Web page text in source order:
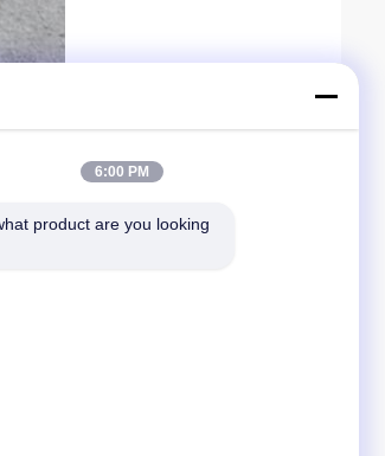
6:00 PM
product are you looking